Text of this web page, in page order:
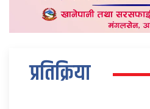
प्रतिक्रिया